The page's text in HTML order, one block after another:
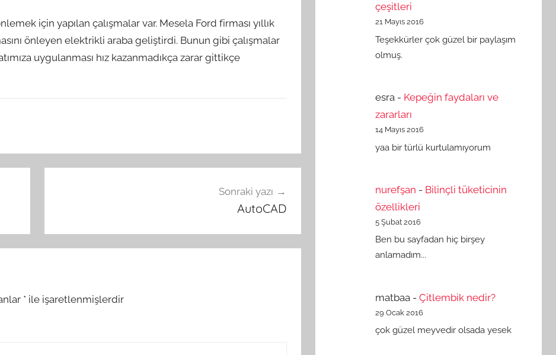
için yapılan çalışmalar var. Mesela Ford firması yıllık
önleyen elektrikli araba geliştirdi. Bunun gibi çalışmalar
uygulanması hız kazanmadıkça zarar gittikçe
Sonraki yazı
AutoCAD
* ile işaretlenmişlerdir
çeşitleri
21 Mayıs 2016
Teşekkürler çok güzel bir paylaşım
olmuş.
esra- Kepeğin faydaları ve
zararları
14 Mayıs 2016
yaa bir türlü kurtulamıyorum
nurefşan - Bilinçli tüketicinin
özellikleri
5 Şubat 2016
Ben bu sayfadan hiç birşey
anlamadım...
matbaa- Çitlembik nedir?
29 Ocak 2016
çok güzel meyvedir olsada yesek